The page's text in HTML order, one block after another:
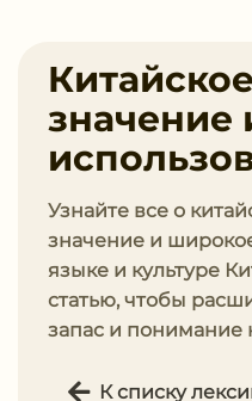
значение
Узнайте все о
значение и
языке и культуре
статью, чтобы
запас и понимание
К списку